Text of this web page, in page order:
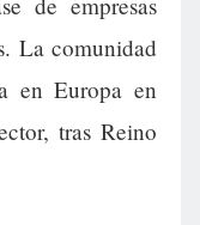
La comunidad
en Europa en
tras Reino